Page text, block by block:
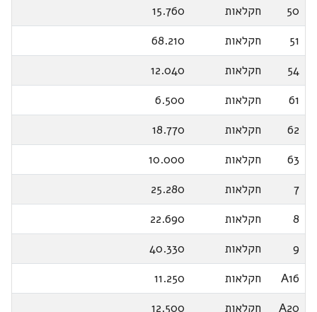
50
חקלאות
15.760
51
חקלאות
68.210
54
חקלאות
12.040
61
חקלאות
6.500
62
חקלאות
18.770
63
חקלאות
10.000
7
חקלאות
25.280
8
חקלאות
22.690
9
חקלאות
40.330
A16
חקלאות
11.250
A20
חקלאות 12.500